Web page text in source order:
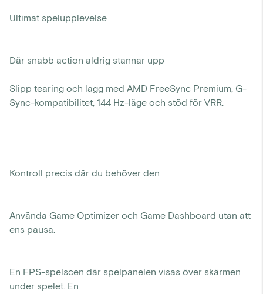
Ultimat spelupplevelse
Där snabb action aldrig stannar upp
Slipp tearing och lagg med AMD FreeSync Premium, G-
Sync-kompatibilitet, 144 Hz-läge och stöd för VRR.
Kontroll precis där du behöver den
Använda Game Optimizer och Game Dashboard utan att
ens pausa.
En FPS-spelscen där spelpanelen visas över skärmen
under spelet. En